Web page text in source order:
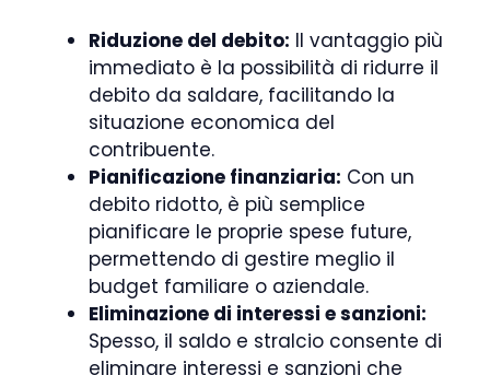
Riduzione del debito: Il vantaggio più
immediato è la possibilità di ridurre il
debito da saldare, facilitando la
situazione economica del
contribuente.
Pianificazione finanziaria: Con un
debito ridotto, è più semplice
pianificare le proprie spese future,
permettendo di gestire meglio il
budget familiare o aziendale.
Eliminazione di interessi e sanzioni:
Spesso, il saldo e stralcio consente di
eliminare interessi e sanzioni che